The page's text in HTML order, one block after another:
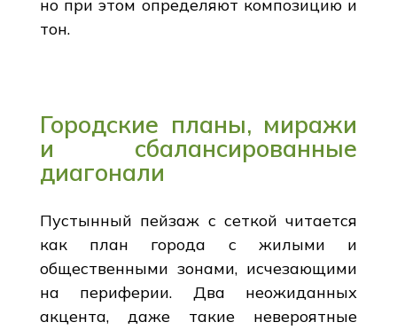
но при этом определяют композицию и
тон.
Городские планы, миражи
и сбалансированные
диагонали
Пустынный пейзаж с сеткой читается
как план города с жилыми и
общественными зонами, исчезающими
на периферии. Два неожиданных
акцента, даже такие невероятные